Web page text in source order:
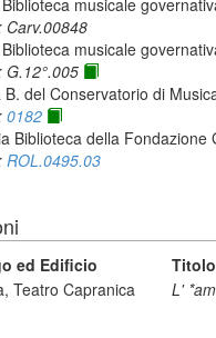
musicale
Carv.00848
musicale
G.12°.005
B. del Conservatorio di
0182
Biblioteca della Fondazione
ROL.0495.03
ed Edificio
Titolo
Teatro Capranica L'